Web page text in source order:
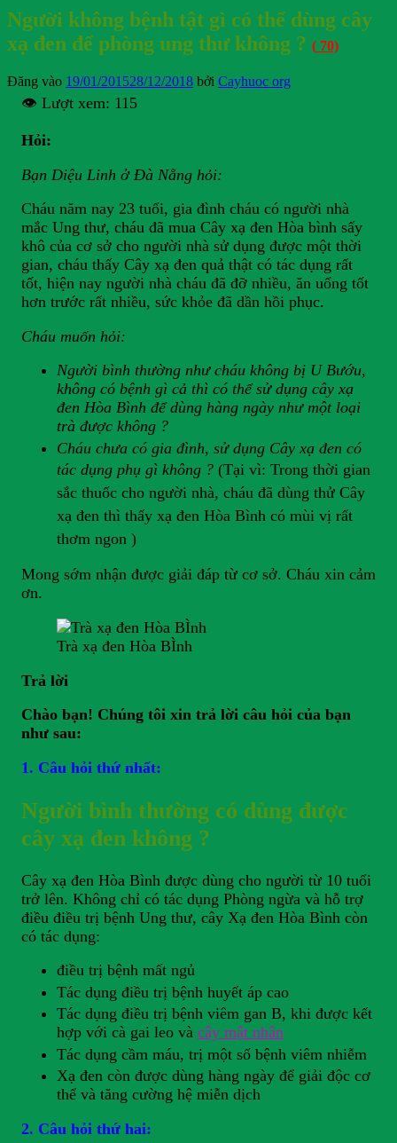
Người không bệnh tật gì có thể dùng cây
xạ đen để phòng ung thư không ? ( 70)
Đăng vào 19/01/201528/12/2018 bởi Cayhuoc org
👁️ Lượt xem: 115
Hỏi:
Bạn Diệu Linh ở Đà Nẵng hỏi:
Cháu năm nay 23 tuổi, gia đình cháu có người nhà
mắc Ung thư, cháu đã mua Cây xạ đen Hòa bình sấy
khô của cơ sở cho người nhà sử dụng được một thời
gian, cháu thấy Cây xạ đen quả thật có tác dụng rất
tốt, hiện nay người nhà cháu đã đỡ nhiều, ăn uống tốt
hơn trước rất nhiều, sức khỏe đã dần hồi phục.
Cháu muốn hỏi:
Người bình thường như cháu không bị U Bướu,
không có bệnh gì cả thì có thể sử dụng cây xạ
đen Hòa Bình để dùng hàng ngày như một loại
trà được không ?
Cháu chưa có gia đình, sử dụng Cây xạ đen có
tác dụng phụ gì không ? (Tại vì: Trong thời gian
sắc thuốc cho người nhà, cháu đã dùng thử Cây
xạ đen thì thấy xạ đen Hòa Bình có mùi vị rất
thơm ngon )
Mong sớm nhận được giải đáp từ cơ sở. Cháu xin cảm
ơn.
Trà xạ đen Hòa BÌnh
Trả lời
Chào bạn! Chúng tôi xin trả lời câu hỏi của bạn
như sau:
1. Câu hỏi thứ nhất:
Người bình thường có dùng được
cây xạ đen không ?
Cây xạ đen Hòa Bình được dùng cho người từ 10 tuổi
trở lên. Không chỉ có tác dụng Phòng ngừa và hỗ trợ
điều điều trị bệnh Ung thư, cây Xạ đen Hòa Bình còn
có tác dụng:
điều trị bệnh mất ngủ
Tác dụng điều trị bệnh huyết áp cao
Tác dụng điều trị bệnh viêm gan B, khi được kết
hợp với cà gai leo và cây mật nhân
Tác dụng cầm máu, trị một số bệnh viêm nhiễm
Xạ đen còn được dùng hàng ngày để giải độc cơ
thể và tăng cường hệ miễn dịch
2. Câu hỏi thứ hai: